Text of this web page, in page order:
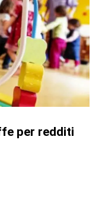
per redditi